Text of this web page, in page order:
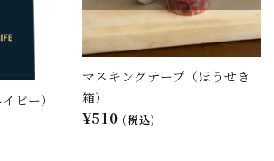
ビー）
マスキングテープ（ほうせき
箱）
¥510 (税込)